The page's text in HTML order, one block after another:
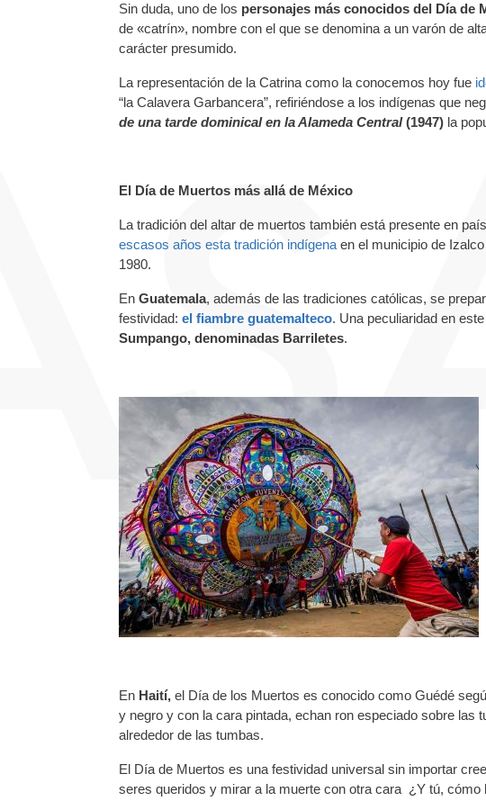
Sin duda, uno de los personajes más conocidos del Día de
de «catrín», nombre con el que se denomina a un varón de
carácter presumido.
La representación de la Catrina como la conocemos hoy fue
“la Calavera Garbancera”, refiriéndose a los indígenas que
de una tarde dominical en la Alameda Central(1947) la
El Día de Muertos más allá de México
La tradición del altar de muertos también está presente en
escasos años esta tradición indígena en el municipio de
1980.
En Guatemala, además de las tradiciones católicas, se
festividad: el fiambre guatemalteco. Una peculiaridad en
Sumpango, denominadas Barriletes.
En Haití, el Día de los Muertos es conocido como Guédé
y negro y con la cara pintada, echan ron especiado sobre
alrededor de las tumbas.
El Día de Muertos es una festividad universal sin importar
seres queridos y mirar a la muerte con otra cara ¿Y tú, cómo